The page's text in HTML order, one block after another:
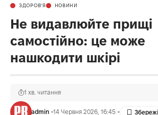
ЗДОРОВ'Я НОВИНИ
Не видавлюйте прищі
самостійно: це може
нашкодити шкірі
admin 14 Червня 2026, 16:45
1 хв. читання